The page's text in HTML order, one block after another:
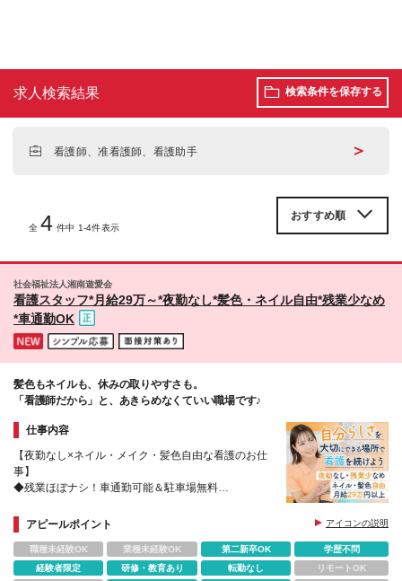
求人検索結果 検索条件を保存する
看護師、准看護師、看護助手 ＞
全 4 件中 1-4件表示
社会福祉法人湘南遊愛会
看護スタッフ*月給29万～*夜勤なし*髪色・ネイル自由*残業少なめ
*車通勤OK
髪色もネイルも、休みの取りやすさも。
「看護師だから」と、あきらめなくていい職場です♪
仕事内容
【夜勤なし×ネイル・メイク・髪色自由な看護のお仕
事】
◆残業ほぼナシ！車通勤可能＆駐車場無料
◆6日～7日の大型連休が年2回
◆ブランクOK／ミドル層多数活躍中
アピールポイント アイコンの説明
職種未経験OK 業種未経験OK 第二新卒OK
学歴不問
経験者限定
研修・教育あり 転勤なし
リモートOK